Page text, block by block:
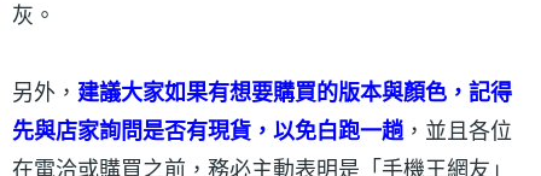
灰。
另外， 建議大家如果有想要購買的版本與顏色，記得
先與店家詢問是否有現貨，以免白跑一趟 ，並且各位
在電洽或購買之前，務必主動表明是「手機王網友」